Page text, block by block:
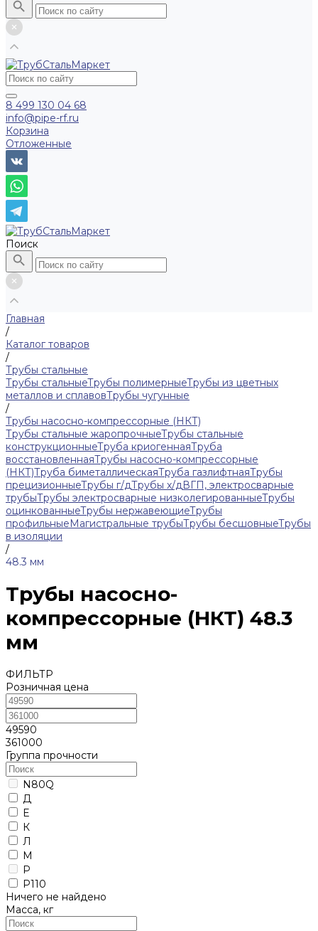
8 499 130 04 68
info@pipe-rf.ru
Корзина
Отложенные
Поиск
Главная
/
Каталог товаров
/
Трубы стальные
Трубы стальныеТрубы полимерныеТрубы из цветных
металлов и сплавовТрубы чугунные
/
Трубы насосно-компрессорные (НКТ)
Трубы стальные жаропрочныеТрубы стальные
конструкционныеТруба криогеннаяТруба
восстановленнаяТрубы насосно-компрессорные
(НКТ)Труба биметаллическаяТруба газлифтнаяТрубы
прецизионныеТрубы г/дТрубы х/дВГП, электросварные
трубыТрубы электросварные низколегированныеТрубы
оцинкованныеТрубы нержавеющиеТрубы
профильныеМагистральные трубыТрубы бесшовныеТрубы
в изоляции
/
48.3 мм
Трубы насосно-
компрессорные (НКТ) 48.3
мм
ФИЛЬТР
Розничная цена
49590
361000
Группа прочности
N80Q
Д
Е
К
Л
М
Р
Р110
Ничего не найдено
Масса, кг